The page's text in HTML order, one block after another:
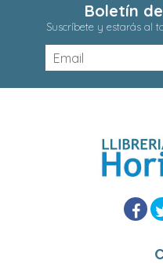
Boletín
Suscríbete y estarás al